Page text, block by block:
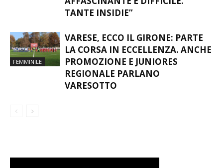
SCALPITANO: “GIRONE D
AFFASCINANTE E DIFFICILE.
VARESE, ECCO IL GIRONE: PARTE
LA CORSA IN ECCELLENZA. ANCHE
PROMOZIONE E JUNIORES
REGIONALE PARLANO